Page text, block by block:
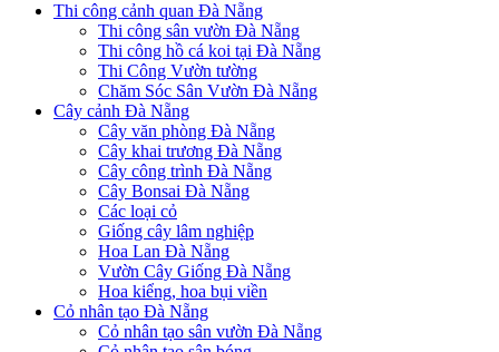
Thi công cảnh quan Đà Nẵng
Thi công sân vườn Đà Nẵng
Thi công hồ cá koi tại Đà Nẵng
Thi Công Vườn tường
Chăm Sóc Sân Vườn Đà Nẵng
Cây cảnh Đà Nẵng
Cây văn phòng Đà Nẵng
Cây khai trương Đà Nẵng
Cây công trình Đà Nẵng
Cây Bonsai Đà Nẵng
Các loại cỏ
Giống cây lâm nghiệp
Hoa Lan Đà Nẵng
Vườn Cây Giống Đà Nẵng
Hoa kiểng, hoa bụi viền
Cỏ nhân tạo Đà Nẵng
Cỏ nhân tạo sân vườn Đà Nẵng